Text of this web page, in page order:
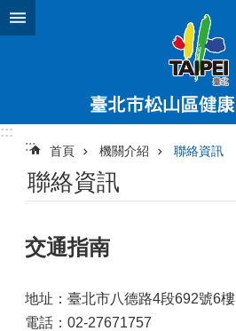
跳到主要內容區塊
:::
:::
首頁 機關介紹 聯絡資訊
聯絡資訊
交通指南
地址：臺北市八德路4段692號6樓
電話：02-27671757